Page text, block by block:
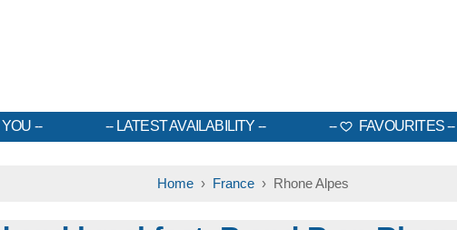
LATEST AVAILABILITY FAVOURITES
Home › France › Rhone Alpes